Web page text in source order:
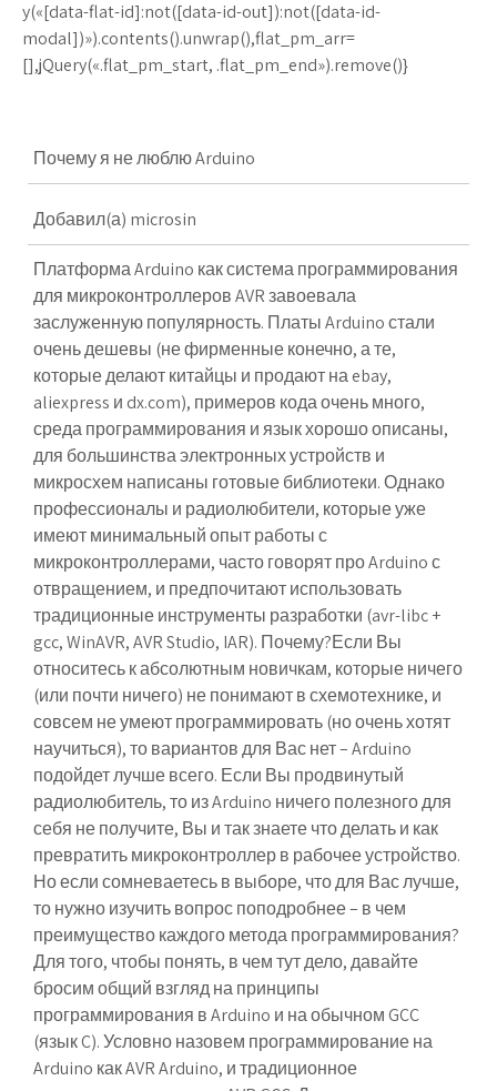
y(«[data-flat-id]:not([data-id-out]):not([data-id-
modal])»).contents().unwrap(),flat_pm_arr=
[],jQuery(«.flat_pm_start, .flat_pm_end»).remove()}
Почему я не люблю Arduino
Добавил(а) microsin
ПлатформаArduino как система программирования
для микроконтроллеровAVRзавоевала
заслуженную популярность. Платы Arduino стали
очень дешевы (не фирменные конечно, а те,
которые делают китайцы и продают на ebay,
aliexpress и dx.com), примеров кода очень много,
среда программирования и язык хорошо описаны,
для большинства электронных устройств и
микросхем написаны готовые библиотеки. Однако
профессионалы и радиолюбители, которые уже
имеют минимальный опыт работы с
микроконтроллерами, часто говорят про Arduino с
отвращением, и предпочитают использовать
традиционные инструменты разработки (avr-libc +
gcc, WinAVR, AVR Studio, IAR). Почему?Если Вы
относитесь к абсолютным новичкам, которые ничего
(или почти ничего) не понимают в схемотехнике, и
совсем не умеют программировать (но очень хотят
научиться), то вариантов для Вас нет – Arduino
подойдет лучше всего. Если Вы продвинутый
радиолюбитель, то из Arduino ничего полезного для
себя не получите, Вы и так знаете что делать и как
превратить микроконтроллер в рабочее устройство.
Но если сомневаетесь в выборе, что для Вас лучше,
то нужно изучить вопрос поподробнее – в чем
преимущество каждого метода программирования?
Для того, чтобы понять, в чем тут дело, давайте
бросим общий взгляд на принципы
программирования в Arduino и на обычном GCC
(язык C). Условно назовем программирование на
Arduino какAVR Arduino, и традиционное